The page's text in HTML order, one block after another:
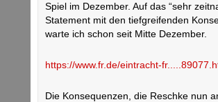
Spiel im Dezember. Auf das “sehr
Statement mit den tiefgreifenden
warte ich schon seit Mitte Dezember.
https://www.fr.de/eintracht-
Die Konsequenzen, die Reschke nun